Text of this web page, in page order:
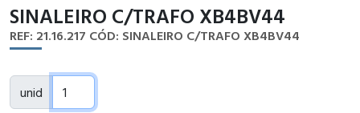
SINALEIRO C/TRAFO XB4BV44
REF: 21.16.217 CÓD: SINALEIRO C/TRAFO XB4BV44
unid